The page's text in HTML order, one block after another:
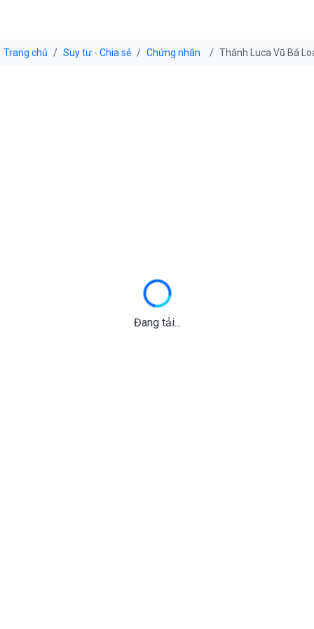
Trang chủ Suy tư - Chia sẻ Chứng nhân Thánh Luca Vũ Bá
Đang tải...